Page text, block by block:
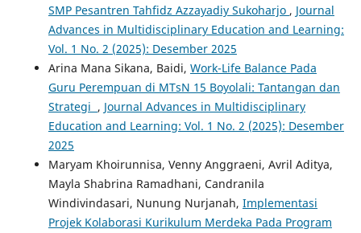
SMP Pesantren Tahfidz Azzayadiy Sukoharjo , Journal
Advances in Multidisciplinary Education and Learning:
Vol. 1 No. 2 (2025): Desember 2025
Arina Mana Sikana, Baidi, Work-Life Balance Pada
Guru Perempuan di MTsN 15 Boyolali: Tantangan dan
Strategi , Journal Advances in Multidisciplinary
Education and Learning: Vol. 1 No. 2 (2025): Desember
2025
Maryam Khoirunnisa, Venny Anggraeni, Avril Aditya,
Mayla Shabrina Ramadhani, Candranila
Windivindasari, Nunung Nurjanah, Implementasi
Projek Kolaborasi Kurikulum Merdeka Pada Program